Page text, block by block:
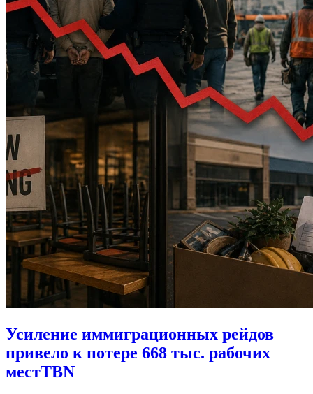
Усиление иммиграционных рейдов
привело к потере 668 тыс. рабочих
местTBN